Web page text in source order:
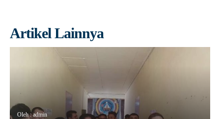
Artikel Lainnya
Oleh : admin